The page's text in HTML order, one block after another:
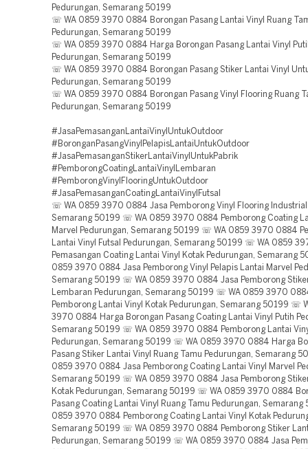
Pedurungan, Semarang 50199
☏ WA 0859 3970 0884 Borongan Pasang Lantai Vinyl Ruang
Pedurungan, Semarang 50199
☏ WA 0859 3970 0884 Harga Borongan Pasang Lantai Vinyl
Pedurungan, Semarang 50199
☏ WA 0859 3970 0884 Borongan Pasang Stiker Lantai Vinyl
Pedurungan, Semarang 50199
☏ WA 0859 3970 0884 Borongan Pasang Vinyl Flooring Ruang
Pedurungan, Semarang 50199
#JasaPemasanganLantaiVinylUntukOutdoor
#BoronganPasangVinylPelapisLantaiUntukOutdoor
#JasaPemasanganStikerLantaiVinylUntukPabrik
#PemborongCoatingLantaiVinylLembaran
#PemborongVinylFlooringUntukOutdoor
#JasaPemasanganCoatingLantaiVinylFutsal
☏ WA 0859 3970 0884 Jasa Pemborong Vinyl Flooring Industrial
Semarang 50199 ☏ WA 0859 3970 0884 Pemborong Coating
Marvel Pedurungan, Semarang 50199 ☏ WA 0859 3970 0884
Lantai Vinyl Futsal Pedurungan, Semarang 50199 ☏ WA 0859
Pemasangan Coating Lantai Vinyl Kotak Pedurungan, Semarang
0859 3970 0884 Jasa Pemborong Vinyl Pelapis Lantai Marvel
Semarang 50199 ☏ WA 0859 3970 0884 Jasa Pemborong
Lembaran Pedurungan, Semarang 50199 ☏ WA 0859 3970
Pemborong Lantai Vinyl Kotak Pedurungan, Semarang 50199 ☏
3970 0884 Harga Borongan Pasang Coating Lantai Vinyl Putih
Semarang 50199 ☏ WA 0859 3970 0884 Pemborong Lantai
Pedurungan, Semarang 50199 ☏ WA 0859 3970 0884 Harga
Pasang Stiker Lantai Vinyl Ruang Tamu Pedurungan, Semarang
0859 3970 0884 Jasa Pemborong Coating Lantai Vinyl Marvel
Semarang 50199 ☏ WA 0859 3970 0884 Jasa Pemborong
Kotak Pedurungan, Semarang 50199 ☏ WA 0859 3970 0884
Pasang Coating Lantai Vinyl Ruang Tamu Pedurungan,
0859 3970 0884 Pemborong Coating Lantai Vinyl Kotak
Semarang 50199 ☏ WA 0859 3970 0884 Pemborong Stiker
Pedurungan, Semarang 50199 ☏ WA 0859 3970 0884 Jasa